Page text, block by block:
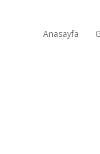
Anasayfa